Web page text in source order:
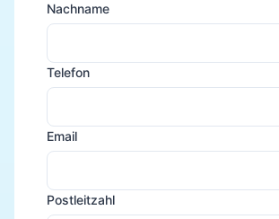
Nachname
Telefon
Email
Postleitzahl